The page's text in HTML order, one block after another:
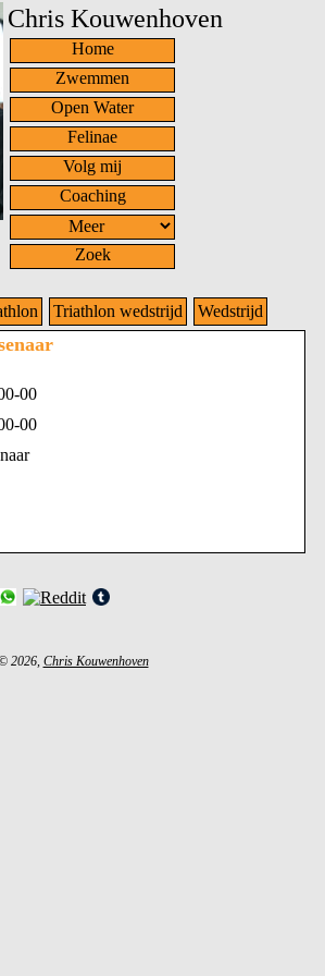
Chris Kouwenhoven
Home
Zwemmen
Open Water
Felinae
Volg mij
Coaching
Zoek
Triathlon wedstrijd Wedstrijd
00
00
2026, Chris Kouwenhoven